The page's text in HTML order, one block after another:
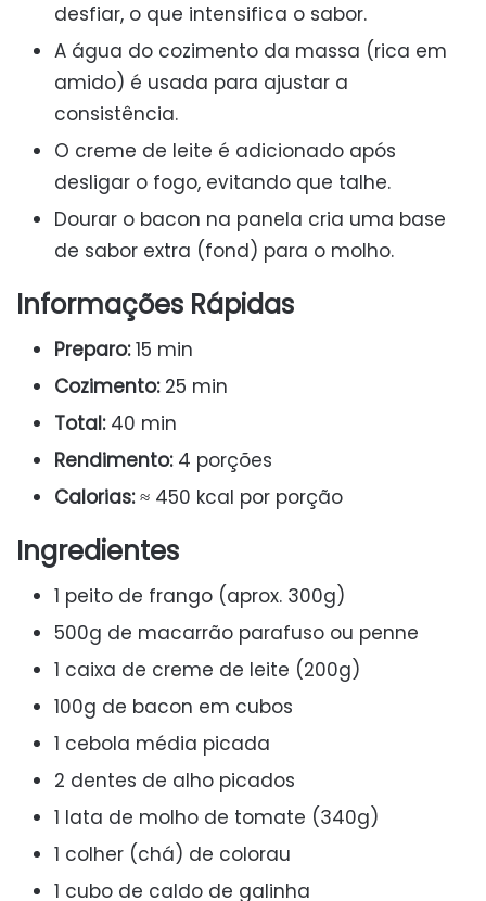
desfiar, o que intensifica o sabor.
A água do cozimento da massa (rica em
amido) é usada para ajustar a
consistência.
O creme de leite é adicionado após
desligar o fogo, evitando que talhe.
Dourar o bacon na panela cria uma base
de sabor extra (fond) para o molho.
Informações Rápidas
Preparo:15 min
Cozimento:25 min
Total:40 min
Rendimento:4 porções
Calorias:≈ 450 kcal por porção
Ingredientes
1 peito de frango (aprox. 300g)
500g de macarrão parafuso ou penne
1 caixa de creme de leite (200g)
100g de bacon em cubos
1 cebola média picada
2 dentes de alho picados
1 lata de molho de tomate (340g)
1 colher (chá) de colorau
1 cubo de caldo de galinha